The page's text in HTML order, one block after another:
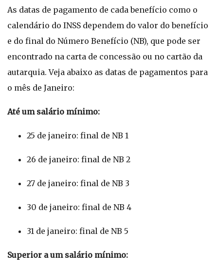
As datas de pagamento de cada benefício como o
calendário do INSS dependem do valor do benefício
e do final do Número Benefício (NB), que pode ser
encontrado na carta de concessão ou no cartão da
autarquia. Veja abaixo as datas de pagamentos para
o mês de Janeiro:
Até um salário mínimo:
25 de janeiro: final de NB 1
26 de janeiro: final de NB 2
27 de janeiro: final de NB 3
30 de janeiro: final de NB 4
31 de janeiro: final de NB 5
Superior a um salário mínimo: